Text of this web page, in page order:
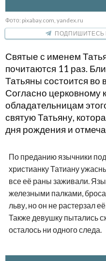
Фото: pixabay.com, yandex.ru
ПОДПИШИТЕСЬ
Святые с именем
почитаются 11 раз.
Татьяны состоится во
Согласно церковному
обладательницам
святую Татьяну,
дня рождения и
По преданию язычники
христианку Татиану
все её раны заживали.
железными палками,
льву, но он не растерзал
Также девушку пытались
осталось ни одного следа.